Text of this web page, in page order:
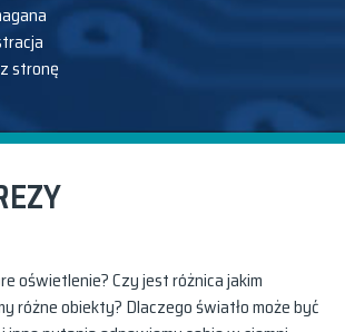
stronę
oświetlenie? Czy jest różnica jakim
różne obiekty? Dlaczego światło może być